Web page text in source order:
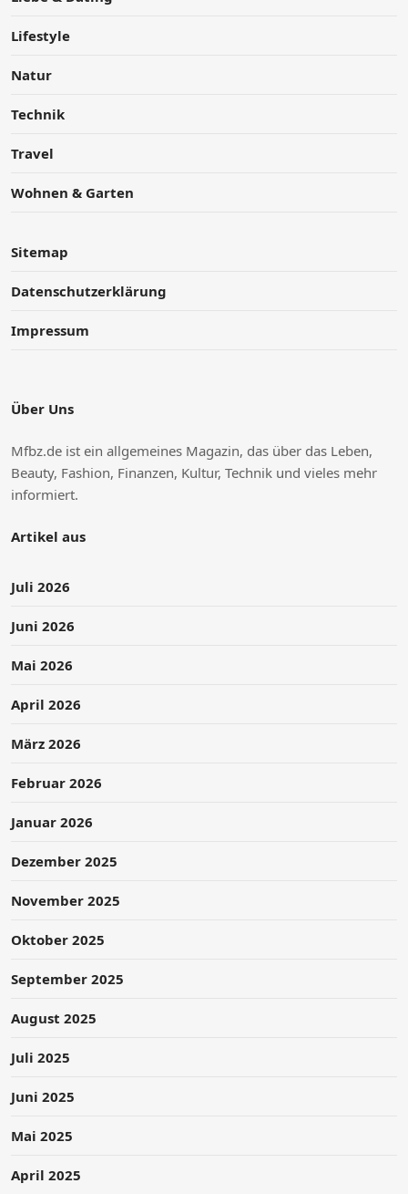
Lifestyle
Natur
Technik
Travel
Wohnen & Garten
Sitemap
Datenschutzerklärung
Impressum
Über Uns
Mfbz.de ist ein allgemeines Magazin, das über das Leben,
Beauty, Fashion, Finanzen, Kultur, Technik und vieles mehr
informiert.
Artikel aus
Juli 2026
Juni 2026
Mai 2026
April 2026
März 2026
Februar 2026
Januar 2026
Dezember 2025
November 2025
Oktober 2025
September 2025
August 2025
Juli 2025
Juni 2025
Mai 2025
April 2025